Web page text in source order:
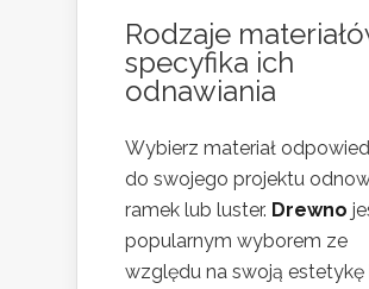
Rodzaje
specyfika ich
odnawiania
Wybierz materiał
do swojego projektu
ramek lub luster. Drewno
popularnym wyborem ze
względu na swoją estetykę